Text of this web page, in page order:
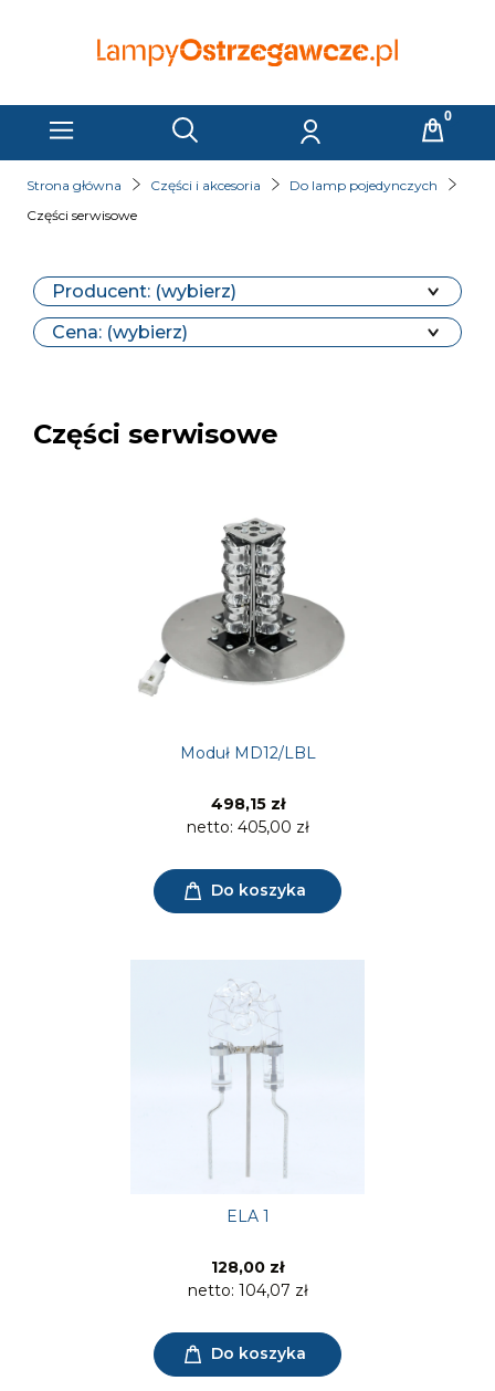
Strona główna Części i akcesoria
Do lamp pojedynczych
Części serwisowe
Producent: (wybierz)
Cena: (wybierz)
Części serwisowe
Moduł MD12/LBL
498,15 zł
netto: 405,00 zł
Do koszyka
ELA 1
128,00 zł
netto: 104,07 zł
Do koszyka